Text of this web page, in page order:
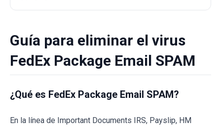
Guía para eliminar el virus
FedEx Package Email SPAM
¿Qué es FedEx Package Email SPAM?
En la línea de Important Documents IRS, Payslip, HM